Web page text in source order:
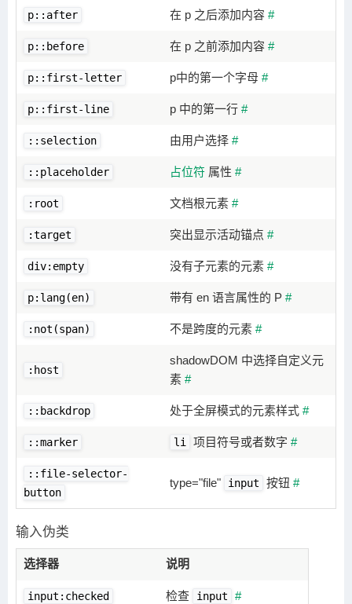
p::after 在 p 之后添加内容#
p::before 在 p 之前添加内容#
p::first-letter p中的第一个字母#
p::first-line p 中的第一行#
::selection 由用户选择#
::placeholder 占位符 属性#
:root 文档根元素#
:target 突出显示活动锚点#
div:empty 没有子元素的元素#
p:lang(en) 带有 en 语言属性的 P#
:not(span) 不是跨度的元素#
:host
shadowDOM 中选择自定义元
素#
::backdrop 处于全屏模式的元素样式#
::marker li 项目符号或者数字#
::file-selector-
button
type="file" input 按钮#
输入伪类
选择器 说明
input:checked 检查 input #